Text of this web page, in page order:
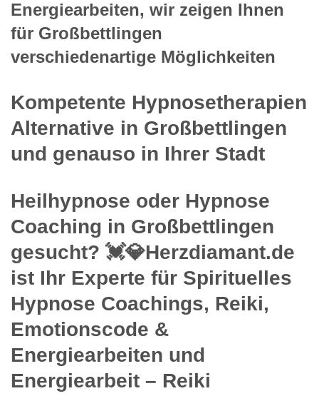
Energiearbeiten, wir zeigen Ihnen
für Großbettlingen
verschiedenartige Möglichkeiten
Kompetente Hypnosetherapien
Alternative in Großbettlingen
und genauso in Ihrer Stadt
Heilhypnose oder Hypnose
Coaching in Großbettlingen
gesucht? 💓️💎Herzdiamant.de
ist Ihr Experte für Spirituelles
Hypnose Coachings, Reiki,
Emotionscode &
Energiearbeiten und
Energiearbeit – Reiki